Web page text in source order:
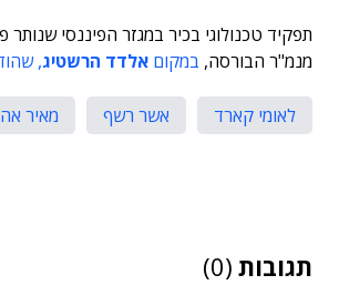
תפקיד טכנולוגי בכיר במגזר הפיננסי שנותר
מנמ"ר הבורסה, במקום אלדד הרשטיג,
לאומי קארד אשר רשף מאיר
תגובות (0)